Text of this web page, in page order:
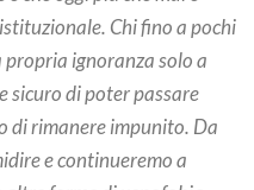
Chi fino a pochi
ignoranza solo a
sicuro di poter passare
di rimanere impunito. Da
e continueremo a